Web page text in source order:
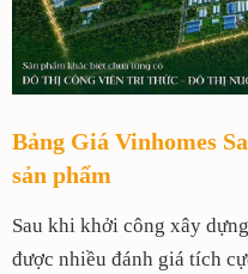
Bảng Giá Vinhomes
sản phẩm
Sau khi khởi công xây
được nhiều đánh giá tích